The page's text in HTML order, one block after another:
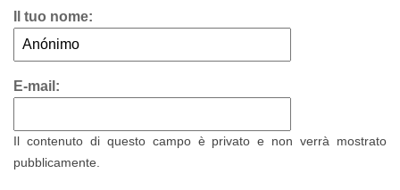
Il tuo nome:
E-mail:
Il contenuto di questo campo è privato e non verrà mostrato
pubblicamente.